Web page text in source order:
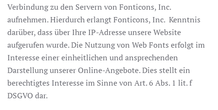
Verbindung zu den Servern von Fonticons, Inc.
aufnehmen. Hierdurch erlangt Fonticons, Inc. Kenntnis
darüber, dass über Ihre IP-Adresse unsere Website
aufgerufen wurde. Die Nutzung von Web Fonts erfolgt im
Interesse einer einheitlichen und ansprechenden
Darstellung unserer Online-Angebote. Dies stellt ein
berechtigtes Interesse im Sinne von Art. 6 Abs. 1 lit. f
DSGVO dar.